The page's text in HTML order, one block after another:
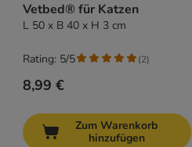
Vetbed® für Katzen
L 50 x B 40 x H 3 cm
8,99 €
Rating: 5/5 (2)
Zum Warenkorb
hinzufügen